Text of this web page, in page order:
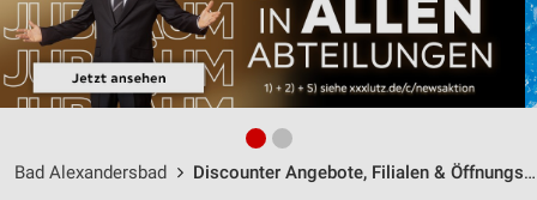
Bad Alexandersbad Discounter Angebote, Filialen & Öffnungszeiten